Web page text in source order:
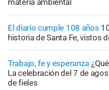
materia ambiental
El diario cumple 108 años
historia de Santa Fe, vistos
Trabajo, fe y esperanza
La celebración del 7 de
de fieles